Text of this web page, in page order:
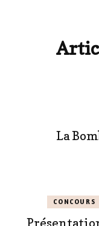
La
CONCOURS